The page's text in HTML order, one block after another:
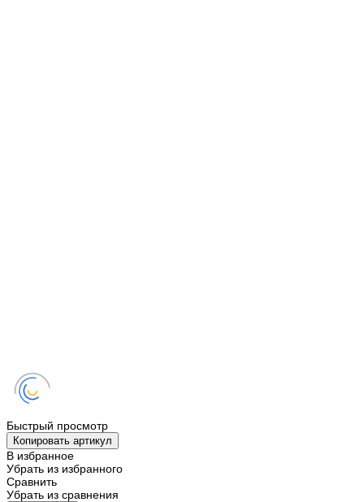
Быстрый просмотр
Копировать артикул
В избранное
Убрать из избранного
Сравнить
Убрать из сравнения